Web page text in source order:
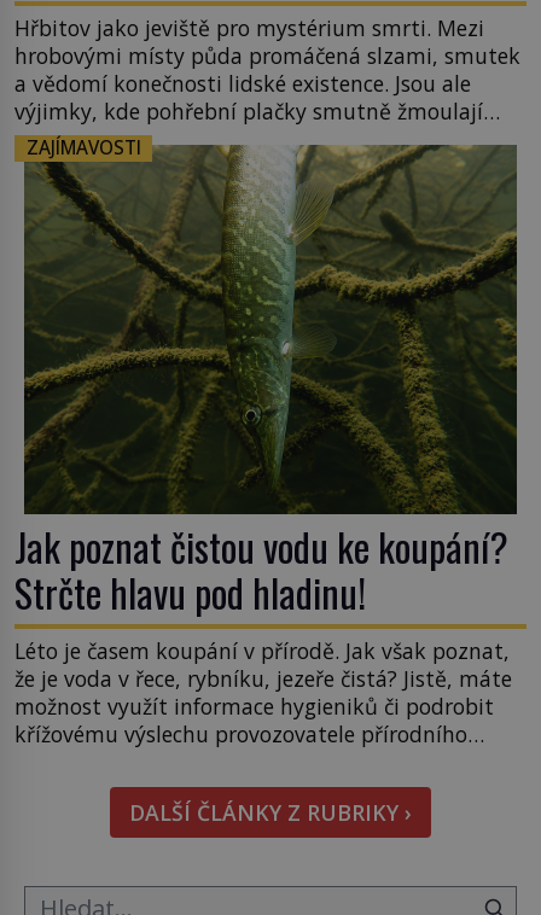
Hřbitov jako jeviště pro mystérium smrti. Mezi
hrobovými místy půda promáčená slzami, smutek
a vědomí konečnosti lidské existence. Jsou ale
výjimky, kde pohřební plačky smutně žmoulají
kapesníky nikoli při smutečním obřadu, ale při
pohledu na výši vyměřené podpory
v nezaměstnanosti. Kam vás pozveme? Unikátní
hřbitov, který si vysloužil název „Veselý“, najdeme
v rumunské vesnici Sapanta, nedaleko hranic […]
ZAJÍMAVOSTI
Jak poznat čistou vodu ke koupání?
Strčte hlavu pod hladinu!
Léto je časem koupání v přírodě. Jak však poznat,
že je voda v řece, rybníku, jezeře čistá? Jistě, máte
možnost využít informace hygieniků či podrobit
křížovému výslechu provozovatele přírodního
Podívat se pod hladinu a zjistit, kdo si onu
konkrétní vodní lokalitu oblíbil už dávno před
vámi. Říká se jim bioindikátory […]
DALŠÍ ČLÁNKY Z RUBRIKY ›